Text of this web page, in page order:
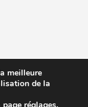
meilleure
de la